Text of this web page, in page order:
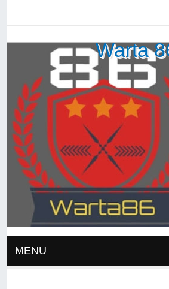
Warta
MENU